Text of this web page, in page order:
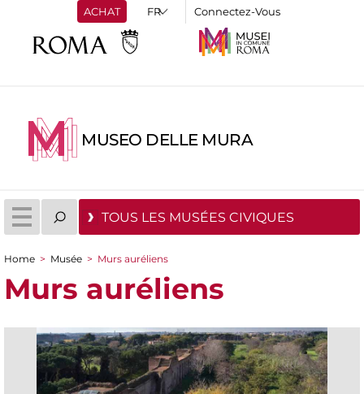
ACHAT Connectez-Vous
MUSEO DELLE MURA
TOUS LES MUSÉES CIVIQUES
You are here
Home > Musée > Murs auréliens
Murs auréliens